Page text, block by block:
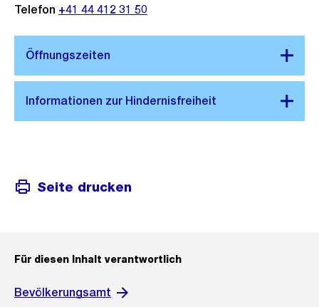
Telefon +41 44 412 31 50
Seite drucken
Für diesen Inhalt verantwortlich
Bevölkerungsamt